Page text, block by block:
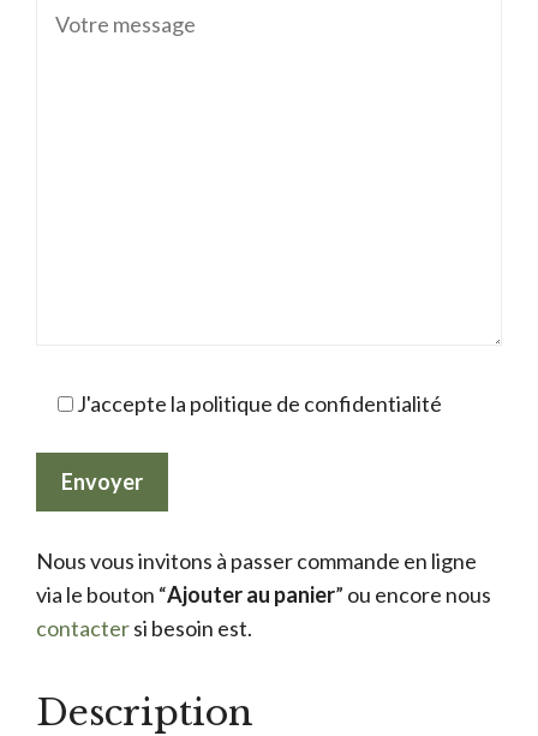
J'accepte la politique de confidentialité
Nous vous invitons à passer commande en ligne
via le bouton “Ajouter au panier” ou encore nous
contactersi besoin est.
Description